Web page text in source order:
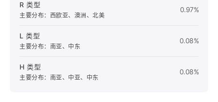
R 类型
主要分布：西欧亚、澳洲、北美
0.97%
L 类型
主要分布：南亚、中东
0.08%
H 类型
主要分布：南亚、中亚、中东
0.08%